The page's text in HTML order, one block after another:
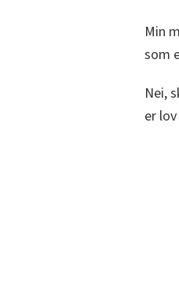
Min
som
Nei,
er